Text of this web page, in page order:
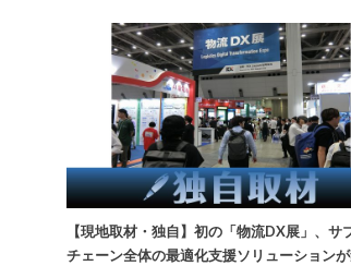
【現地取材・独自】初の「物流DX展」、サ
チェーン全体の最適化支援ソリューション